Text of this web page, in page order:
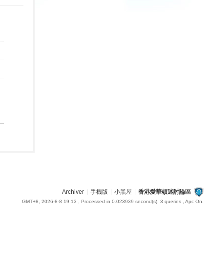
Archiver 手機版 小黑屋 香港愛華頓迷討論區
GMT+8, 2026-8-8 19:13 , Processed in 0.023939 second(s), 3 queries , Apc On.